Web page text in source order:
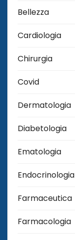
Bellezza
Cardiologia
Chirurgia
Covid
Dermatologia
Diabetologia
Ematologia
Endocrinologia
Farmaceutica
Farmacologia